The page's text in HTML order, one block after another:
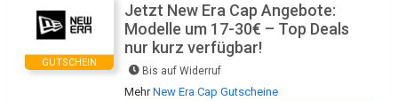
GUTSCHEIN
Jetzt New Era Cap Angebote:
Modelle um 17-30€ – Top Deals
nur kurz verfügbar!
Bis auf Widerruf
MehrNew Era Cap Gutscheine